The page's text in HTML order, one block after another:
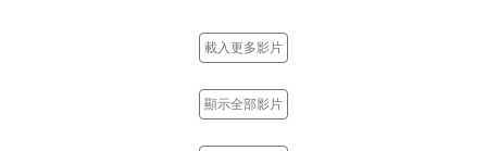
載入更多影片
顯示全部影片